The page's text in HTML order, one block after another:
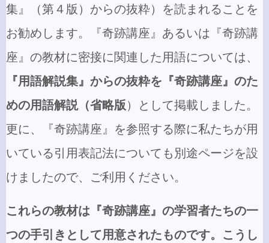
集』（第４版）からの抜粋）を読まれることを
お勧めします。『奇跡講座』あるいは『奇跡講
座』の教材に密接に関連した用語については、
『用語解説集』からの抜粋を『奇跡講座』のた
めの用語解説（省略版）として掲載しました。
更に、『奇跡講座』を参照する際に私たちが用
いている引用表記法についても別途ページを設
けましたので、ご利用ください。
これらの教材は『奇跡講座』の学習者たちの一
つの手引きとして用意されたものです。こうし